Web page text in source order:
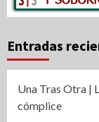
Entradas
Una Tras Otra |
cómplice